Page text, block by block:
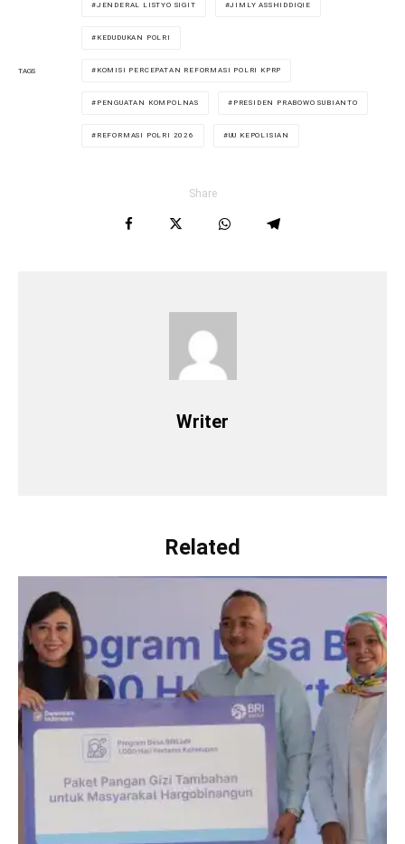
TAGS
JENDERAL LISTYO SIGIT JIMLY ASSHIDDIQIE
KEDUDUKAN POLRI
KOMISI PERCEPATAN REFORMASI POLRI KPRP
PENGUATAN KOMPOLNAS PRESIDEN PRABOWO SUBIANTO
REFORMASI POLRI 2026 UU KEPOLISIAN
Share
Writer
Related